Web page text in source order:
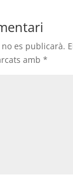
es publicarà.
amb *